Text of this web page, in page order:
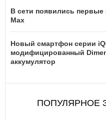
В сети появились первые
Max
Новый смартфон серии
модифицированный
аккумулятор
ПОПУЛЯРНОЕ